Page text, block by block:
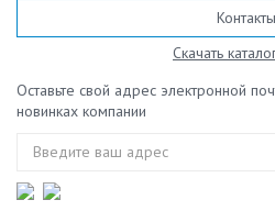
Контакты
Скачать
Оставьте свой адрес электронной
новинках компании